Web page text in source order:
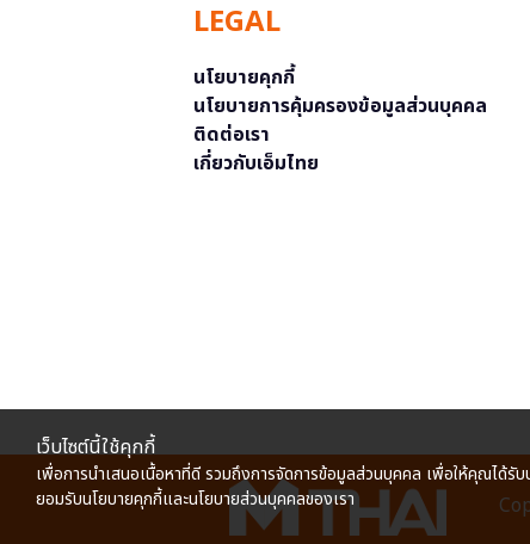
LEGAL
นโยบายคุกกี้
นโยบายการคุ้มครองข้อมูลส่วนบุคคล
ติดต่อเรา
เกี่ยวกับเอ็มไทย
เว็บไซต์นี้ใช้คุกกี้
เพื่อการนำเสนอเนื้อหาที่ดี รวมถึงการจัดการข้อมูลส่วนบุคคล เพื่อให้คุณได้
ยอมรับนโยบายคุกกี้และนโยบายส่วนบุคคลของเรา